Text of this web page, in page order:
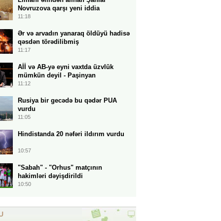
Novruzova qarşı yeni iddia
11:18
Ər və arvadın yanaraq öldüyü hadisə
qəsdən törədilibmiş
11:17
Aİİ və AB-yə eyni vaxtda üzvlük
mümkün deyil - Paşinyan
11:12
Rusiya bir gecədə bu qədər PUA
vurdu
11:05
Hindistanda 20 nəfəri ildırım vurdu
10:57
"Sabah" - "Orhus" matçının
hakimləri dəyişdirildi
10:50